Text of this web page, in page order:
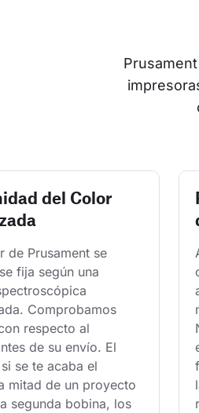
del Color
de Prusament se
fija según una
Comprobamos
respecto al
de su envío. El
se te acaba el
mitad de un proyecto
segunda bobina, los